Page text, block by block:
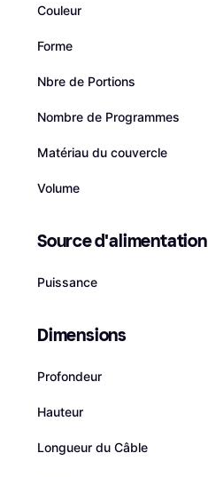
Couleur
Forme
Nbre de Portions
Nombre de Programmes
Matériau du couvercle
Volume
Source d'alimentation
Puissance
Dimensions
Profondeur
Hauteur
Longueur du Câble